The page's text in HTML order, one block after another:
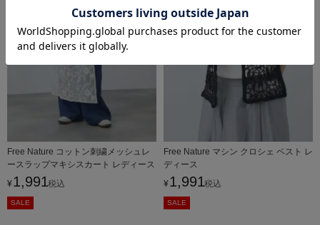
Free Nature コットン刺繍メッシュレ
ースラップマキシスカート レディース
¥ 1,991税込
SALE
Free Nature マシン クロシェ ベスト レ
ディース
¥ 1,991税込
SALE